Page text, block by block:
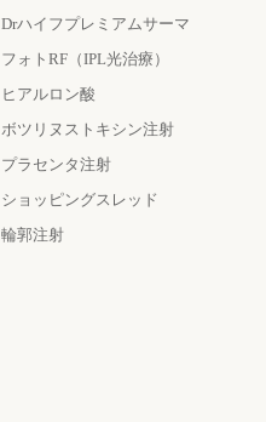
Drハイフプレミアムサーマ
フォトRF（IPL光治療）
ヒアルロン酸
ボツリヌストキシン注射
プラセンタ注射
ショッピングスレッド
輪郭注射